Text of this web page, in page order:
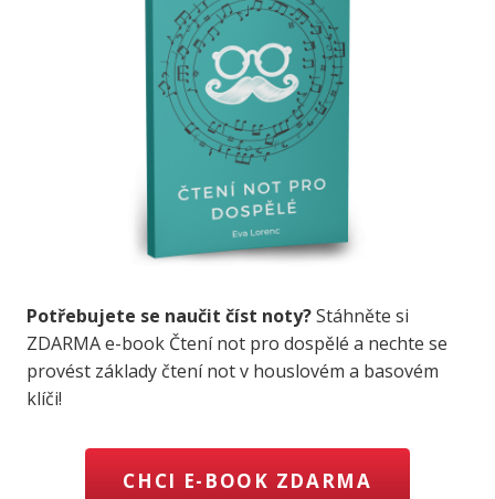
Potřebujete se naučit číst noty?Stáhněte si
ZDARMA e-book Čtení not pro dospělé a nechte se
provést základy čtení not v houslovém a basovém
klíči!
CHCI E-BOOK ZDARMA